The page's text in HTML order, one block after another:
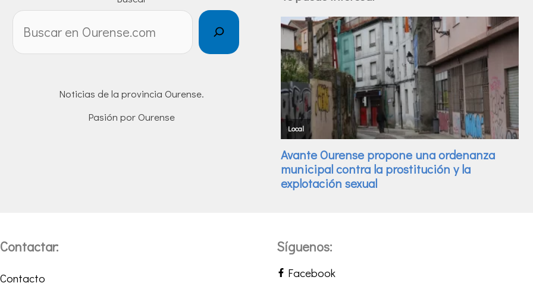
Noticias de la provincia Ourense.
Pasión por Ourense
Contactar:
Contacto
Síguenos:
Facebook